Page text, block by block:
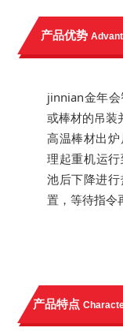
产品优势
jinnian金年
或棒材的吊装
高温棒材出炉
理起重机运
池后下降进行
置，等待指令
产品特点